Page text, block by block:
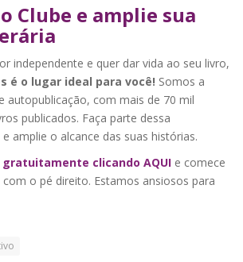
Clube e amplie sua
independente e quer dar vida ao seu livro,
é o lugar ideal para você! Somos a
autopublicação, com mais de 70 mil
publicados. Faça parte dessa
amplie o alcance das suas histórias.
gratuitamente clicando AQUI e comece
o pé direito. Estamos ansiosos para